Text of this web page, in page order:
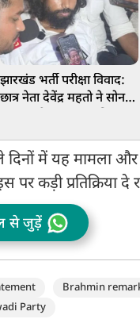
झारखंड भर्ती परीक्षा विवाद:
छात्र नेता देवेंद्र महतो ने सोनम
में यह मामला और
कड़ी प्रतिक्रिया दे
से जुड़ें
Brahmin
Party